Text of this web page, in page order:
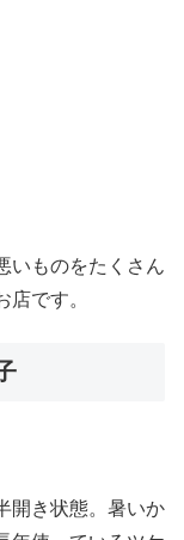
いものをたくさん
です。
開き状態。暑いか